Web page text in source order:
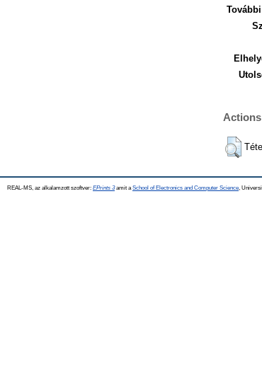
REAL-MS, az alkalamzott szoftver: EPrints 3amit a School of Electronics and Computer Science ,